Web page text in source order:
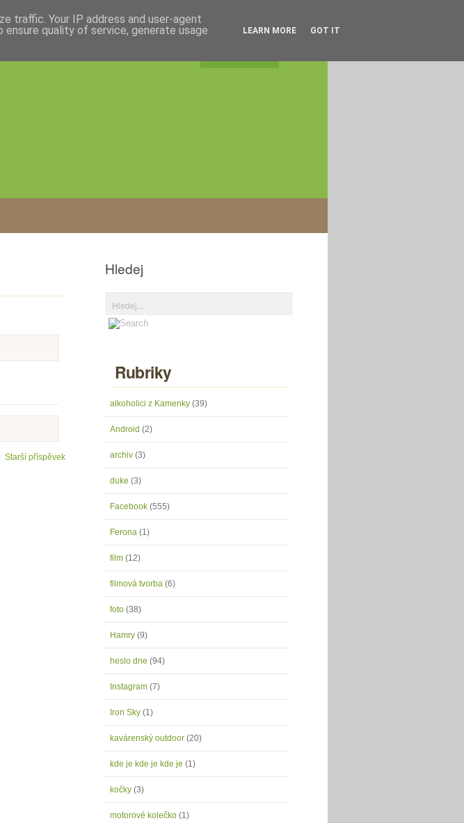
Starší příspěvek
Hledej
Rubriky
alkoholici z Kamenky (39)
Android (2)
archiv (3)
duke (3)
Facebook (555)
Ferona (1)
film (12)
filmová tvorba (6)
foto (38)
Hamry (9)
heslo dne (94)
Instagram (7)
Iron Sky (1)
kavárenský outdoor (20)
kde je kde je kde je (1)
kočky (3)
motorové kolečko (1)
traffic. Your IP address and user-agent
quality of service, generate usage
LEARN MORE GOT IT